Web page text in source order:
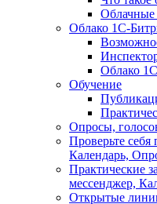
Облачные
Облако 1С-
Облако
Обучение
Опросы,
Проверьте
Календарь,
Практические
мессенджер,
Открытые